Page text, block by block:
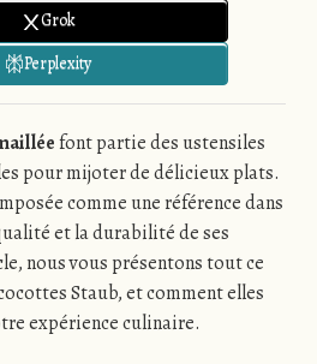
Grok
Perplexity
font partie des ustensiles
pour mijoter de délicieux plats.
comme une référence dans
et la durabilité de ses
nous vous présentons tout ce
Staub, et comment elles
expérience culinaire.